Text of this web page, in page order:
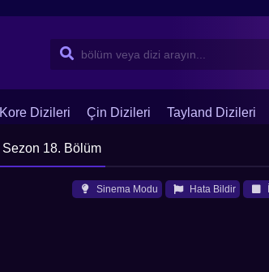
Kore Dizileri Çin Dizileri Tayland Dizileri
18. Bölüm
Hata Bildir
Sinema Modu